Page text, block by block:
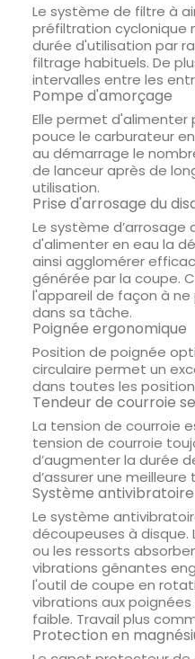
Le système de filtre à
préfiltration cyclonique
durée d'utilisation par
filtrage habituels. De
intervalles entre les
Pompe d'amorçage
Elle permet d'alimenter
pouce le carburateur
au démarrage le
de lanceur après de
utilisation.
Prise d'arrosage du
Le système d’arrosage
d'alimenter en eau la
ainsi agglomérer
générée par la coupe.
l'appareil de façon à
dans sa tâche.
Poignée ergonomique
Position de poignée
circulaire permet un
dans toutes les
Tendeur de courroie
La tension de courroie
tension de courroie
d’augmenter la durée
d’assurer une meilleure
Système antivibratoire
Le système
découpeuses à
ou les ressorts
vibrations gênantes
l'outil de coupe en
vibrations aux
faible. Travail plus
Protection en